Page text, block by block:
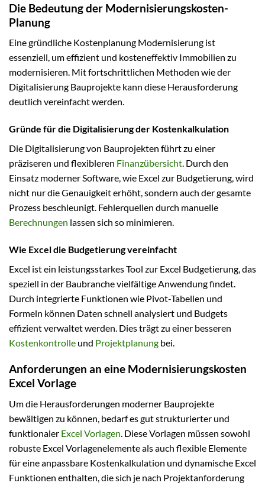
Die Bedeutung der Modernisierungskosten-
Planung
Eine gründliche Kostenplanung Modernisierung ist
essenziell, um effizient und kosteneffektiv Immobilien zu
modernisieren. Mit fortschrittlichen Methoden wie der
Digitalisierung Bauprojekte kann diese Herausforderung
deutlich vereinfacht werden.
Gründe für die Digitalisierung der Kostenkalkulation
Die Digitalisierung von Bauprojekten führt zu einer
präziseren und flexibleren Finanzübersicht. Durch den
Einsatz moderner Software, wie Excel zur Budgetierung, wird
nicht nur die Genauigkeit erhöht, sondern auch der gesamte
Prozess beschleunigt. Fehlerquellen durch manuelle
Berechnungen lassen sich so minimieren.
Wie Excel die Budgetierung vereinfacht
Excel ist ein leistungsstarkes Tool zur Excel Budgetierung, das
speziell in der Baubranche vielfältige Anwendung findet.
Durch integrierte Funktionen wie Pivot-Tabellen und
Formeln können Daten schnell analysiert und Budgets
effizient verwaltet werden. Dies trägt zu einer besseren
Kostenkontrolle und Projektplanung bei.
Anforderungen an eine Modernisierungskosten
Excel Vorlage
Um die Herausforderungen moderner Bauprojekte
bewältigen zu können, bedarf es gut strukturierter und
funktionaler Excel Vorlagen. Diese Vorlagen müssen sowohl
robuste Excel Vorlagenelemente als auch flexible Elemente
für eine anpassbare Kostenkalkulation und dynamische Excel
Funktionen enthalten, die sich je nach Projektanforderung